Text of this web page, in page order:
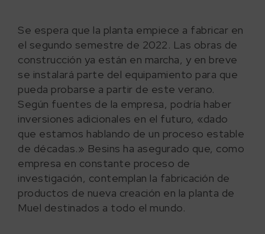
Se espera que la planta empiece a fabricar en
el segundo semestre de 2022. Las obras de
construcción ya están en marcha, y en breve
se instalará parte del equipamiento para que
pueda probarse a partir de este verano.
Según fuentes de la empresa, podría haber
inversiones adicionales en el futuro, «dado
que estamos hablando de un proceso estable
de décadas.» Besins ha asegurado que, como
empresa en constante proceso de
investigación, contemplan la fabricación de
productos de nueva creación en la planta de
Muel destinados a todo el mundo.